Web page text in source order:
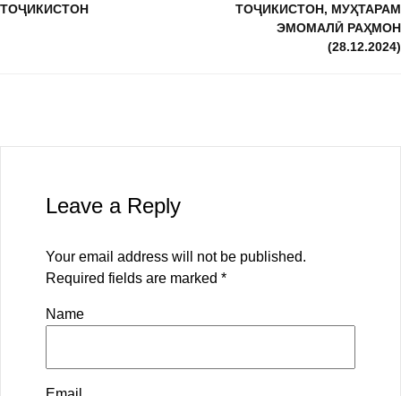
ТОҶИКИСТОН
ТОҶИКИСТОН, МУҲТАРАМ
ЭМОМАЛӢ РАҲМОН
(28.12.2024)
Leave a Reply
Your email address will not be published.
Required fields are marked *
Name